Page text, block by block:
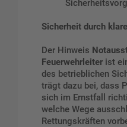
Sicherheit durch
Der Hinweis
Feuerwehrleiter ist
des betrieblichen
trägt dazu bei, dass
sich im Ernstfall
welche Wege
Rettungskräften